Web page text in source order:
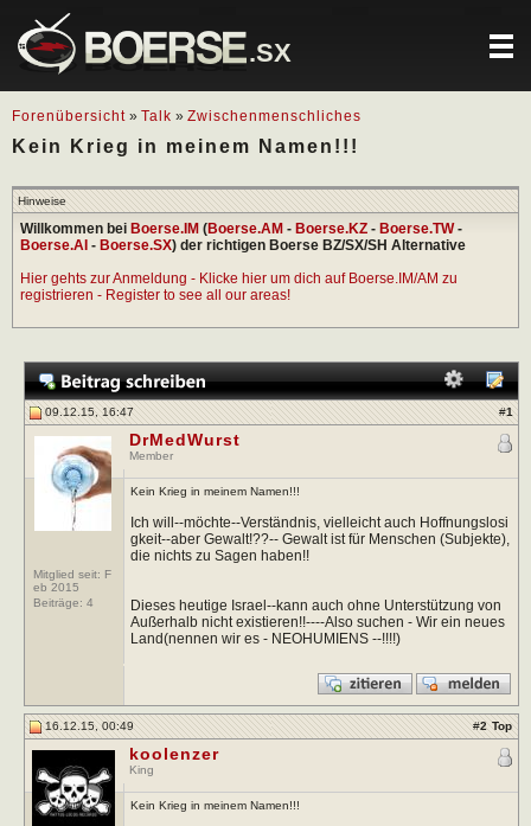
.SX
Forenübersicht » Talk » Zwischenmenschliches
Kein Krieg in meinem Namen!!!
Hinweise
Willkommen bei Boerse.IM (Boerse.AM - Boerse.KZ - Boerse.TW-
Boerse.AI - Boerse.SX) der richtigen Boerse BZ/SX/SH Alternative
Hier gehts zur Anmeldung - Klicke hier um dich auf Boerse.IM/AM zu
registrieren - Register to see all our areas!
09.12.15, 16:47 #1
Mitglied seit: F
eb 2015
Beiträge: 4
DrMedWurst
Member
Kein Krieg in meinem Namen!!!
Ich will--möchte--Verständnis, vielleicht auch Hoffnungslosi
gkeit--aber Gewalt!??-- Gewalt ist für Menschen (Subjekte),
die nichts zu Sagen haben!!
Dieses heutige Israel--kann auch ohne Unterstützung von
Außerhalb nicht existieren!!----Also suchen - Wir ein neues
Land(nennen wir es - NEOHUMIENS --!!!!)
16.12.15, 00:49 #2 Top
koolenzer
King
Kein Krieg in meinem Namen!!!